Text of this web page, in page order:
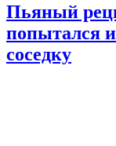
Пьяный
попытался
соседку